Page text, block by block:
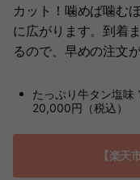
カット！噛めば噛む
に広がります。到着
るので、早めの注文
たっぷり牛タン塩味
20,000円（税込）
【楽天